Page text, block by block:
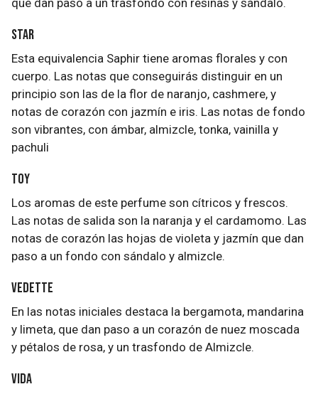
Star
Esta equivalencia Saphir tiene aromas florales y con
cuerpo. Las notas que conseguirás distinguir en un
principio son las de la flor de naranjo, cashmere, y
notas de corazón con jazmín e iris. Las notas de fondo
son vibrantes, con ámbar, almizcle, tonka, vainilla y
pachuli
Toy
Los aromas de este perfume son cítricos y frescos.
Las notas de salida son la naranja y el cardamomo. Las
notas de corazón las hojas de violeta y jazmín que dan
paso a un fondo con sándalo y almizcle.
Vedette
En las notas iniciales destaca la bergamota, mandarina
y limeta, que dan paso a un corazón de nuez moscada
y pétalos de rosa, y un trasfondo de Almizcle.
Vida